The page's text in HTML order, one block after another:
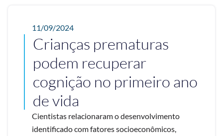
11/09/2024
Crianças prematuras
podem recuperar
cognição no primeiro ano
de vida
Cientistas relacionaram o desenvolvimento
identificado com fatores socioeconômicos,